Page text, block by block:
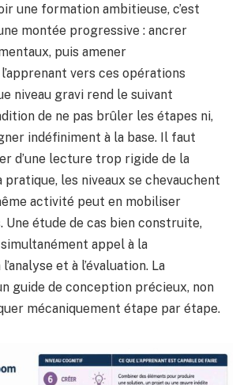
une formation ambitieuse, c’est
montée progressive : ancrer
puis amener
vers ces opérations
niveau gravi rend le suivant
de ne pas brûler les étapes ni,
indéfiniment à la base. Il faut
d’une lecture trop rigide de la
pratique, les niveaux se chevauchent
activité peut en mobiliser
Une étude de cas bien construite,
appel à la
et à l’évaluation. La
guide de conception précieux, non
mécaniquement étape par étape.